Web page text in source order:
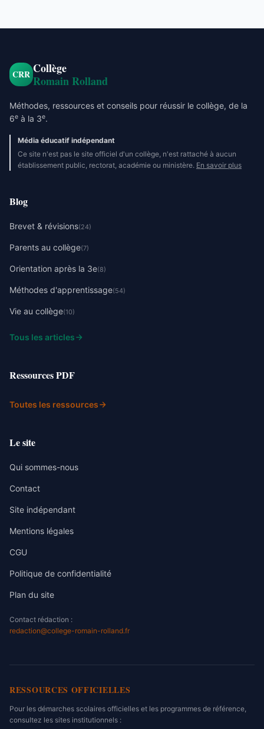
CRR Collège
Romain Rolland
Méthodes, ressources et conseils pour réussir le collège, de la
6e à la 3e.
Média éducatif indépendant
Ce site n'est pas le site officiel d'un collège, n'est rattaché à aucun
établissement public, rectorat, académie ou ministère. En savoir plus
Blog
Brevet & révisions(24)
Parents au collège(7)
Orientation après la 3e(8)
Méthodes d'apprentissage(54)
Vie au collège(10)
Tous les articles
Ressources PDF
Toutes les ressources
Le site
Qui sommes-nous
Contact
Site indépendant
Mentions légales
CGU
Politique de confidentialité
Plan du site
Contact rédaction :
redaction@college-romain-rolland.fr
RESSOURCES OFFICIELLES
Pour les démarches scolaires officielles et les programmes de référence,
consultez les sites institutionnels :